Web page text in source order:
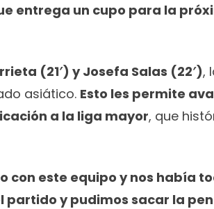
entrega un cupo para la
(21′) y Josefa Salas (22′),
asiático. Esto les permite
a la liga mayor, que
con este equipo y nos había
partido y pudimos sacar la